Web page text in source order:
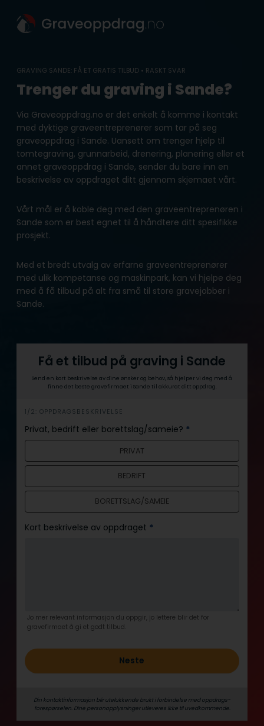
content
GRAVING SANDE: FÅ ET GRATIS TILBUD • RASKT SVAR
Trenger du graving i Sande?
Via Graveoppdrag.no er det enkelt å komme i kontakt
med dyktige graveentreprenører som tar på seg
graveoppdrag i Sande. Uansett om trenger hjelp til
tomtegraving, grunnarbeid, drenering, planering eller et
annet graveoppdrag i Sande, sender du bare inn en
beskrivelse av oppdraget ditt gjennom skjemaet vårt.
Vårt mål er å koble deg med den graveentreprenøren i
Sande som er best egnet til å håndtere ditt spesifikke
prosjekt.
Med et bredt utvalg av erfarne graveentreprenører
med ulik kompetanse og maskinpark, kan vi hjelpe deg
med å få tilbud på alt fra små til store gravejobber i
Sande.
Få et tilbud på graving i Sande
Send en kort beskrivelse av dine ønsker og behov, så hjelper vi deg med å
finne det beste gravefirmaet i Sande til akkurat ditt oppdrag.
h
e
r
1/2: OPPDRAGSBESKRIVELSE
Privat, bedrift eller borettslag/sameie? *
PRIVAT
BEDRIFT
BORETTSLAG/SAMEIE
Kort beskrivelse av oppdraget *
Jo mer relevant informasjon du oppgir, jo lettere blir det for
gravefirmaet å gi et godt tilbud.
Neste
Din kontaktinformasjon blir utelukkende brukt i forbindelse med oppdrags­
forespørselen. Dine person­­opplysninger utleveres ikke til uvedkommende.